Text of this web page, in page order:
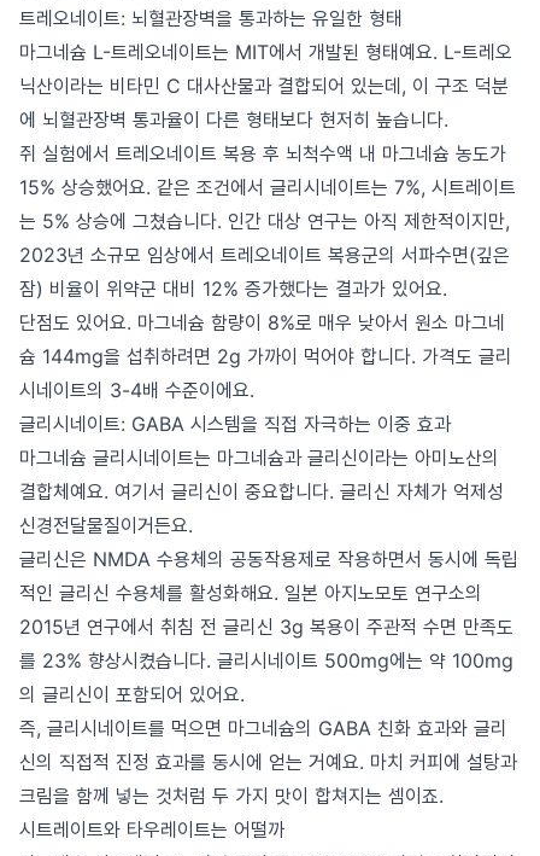
트레오네이트: 뇌혈관장벽을 통과하는 유일한 형태
마그네슘 L-트레오네이트는 MIT에서 개발된 형태예요. L-트레오
닉산이라는 비타민 C 대사산물과 결합되어 있는데, 이 구조 덕분
에 뇌혈관장벽 통과율이 다른 형태보다 현저히 높습니다.
쥐 실험에서 트레오네이트 복용 후 뇌척수액 내 마그네슘 농도가
15% 상승했어요. 같은 조건에서 글리시네이트는 7%, 시트레이트
는 5% 상승에 그쳤습니다. 인간 대상 연구는 아직 제한적이지만,
2023년 소규모 임상에서 트레오네이트 복용군의 서파수면(깊은
잠) 비율이 위약군 대비 12% 증가했다는 결과가 있어요.
단점도 있어요. 마그네슘 함량이 8%로 매우 낮아서 원소 마그네
슘 144mg을 섭취하려면 2g 가까이 먹어야 합니다. 가격도 글리
시네이트의 3-4배 수준이에요.
글리시네이트: GABA 시스템을 직접 자극하는 이중 효과
마그네슘 글리시네이트는 마그네슘과 글리신이라는 아미노산의
결합체예요. 여기서 글리신이 중요합니다. 글리신 자체가 억제성
신경전달물질이거든요.
글리신은 NMDA 수용체의 공동작용제로 작용하면서 동시에 독립
적인 글리신 수용체를 활성화해요. 일본 아지노모토 연구소의
2015년 연구에서 취침 전 글리신 3g 복용이 주관적 수면 만족도
를 23% 향상시켰습니다. 글리시네이트 500mg에는 약 100mg
의 글리신이 포함되어 있어요.
즉, 글리시네이트를 먹으면 마그네슘의 GABA 친화 효과와 글리
신의 직접적 진정 효과를 동시에 얻는 거예요. 마치 커피에 설탕과
크림을 함께 넣는 것처럼 두 가지 맛이 합쳐지는 셈이죠.
시트레이트와 타우레이트는 어떨까